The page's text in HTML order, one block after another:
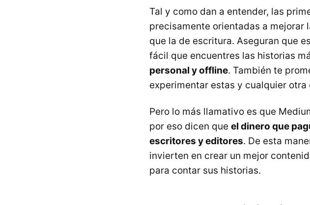
Tal y como dan a entender, las
precisamente orientadas a mejorar
que la de escritura. Aseguran que
fácil que encuentres las historias
personal y offline. También te
experimentar estas y cualquier
Pero lo más llamativo es que
por eso dicen que el dinero que
escritores y editores. De esta
invierten en crear un mejor
para contar sus historias.